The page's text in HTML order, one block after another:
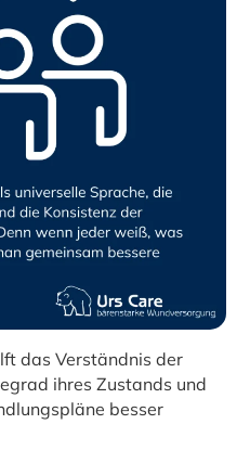
das Verständnis der
ihres Zustands und
besser